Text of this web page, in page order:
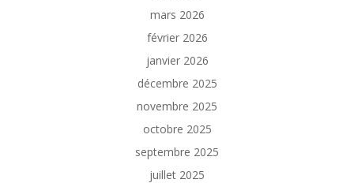
mars 2026
février 2026
janvier 2026
décembre 2025
novembre 2025
octobre 2025
septembre 2025
juillet 2025